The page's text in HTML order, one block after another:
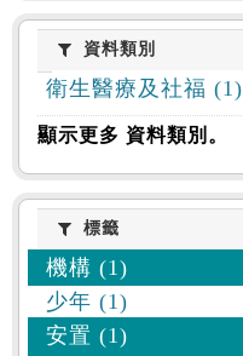
資料類別
資料類別
衛生醫療及社福 (1)
顯示更多 資料類別。
標籤標籤
機構 (1)
少年 (1)
安置 (1)